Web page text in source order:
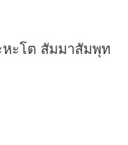
ะโต สัมมาสัมพุท